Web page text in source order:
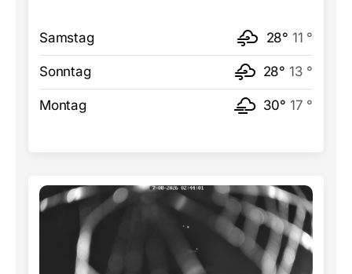
Samstag 28° 11 °
Sonntag 28° 13 °
Montag 30° 17 °